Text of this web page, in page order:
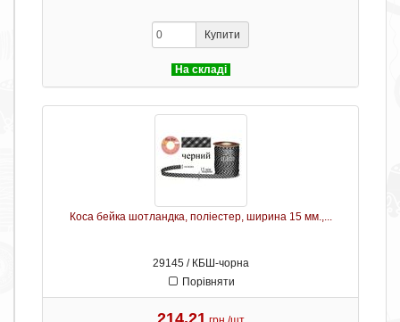
Купити
На складі
Коса бейка шотландка, поліестер, ширина 15 мм.,...
29145 / КБШ-чорна
Порівняти
214.21